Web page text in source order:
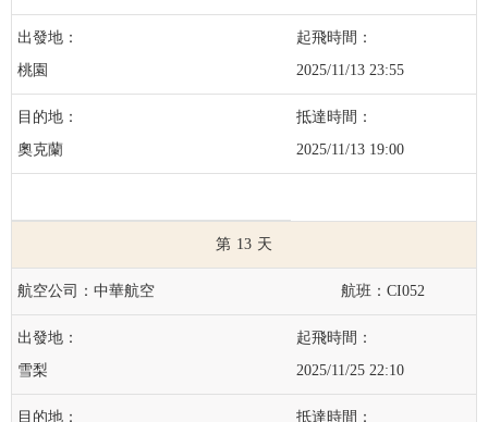
桃園 2025/11/13 23:55
奧克蘭 2025/11/13 19:00
13
中華航空 CI052
雪梨 2025/11/25 22:10